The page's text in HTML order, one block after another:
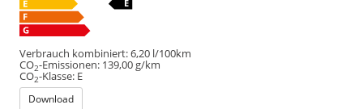
Verbrauch kombiniert:6,20 l/100km
CO2-Emissionen: 139,00 g/km
CO2-Klasse: E
Download